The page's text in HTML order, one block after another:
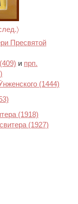
Пресвятой
(409) и прп.
(1444)
(1918)
(1927)